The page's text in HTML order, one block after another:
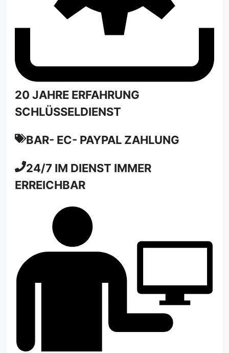
20 JAHRE ERFAHRUNG
SCHLÜSSELDIENST
BAR- EC- PAYPAL ZAHLUNG
24/7 IM DIENST IMMER
ERREICHBAR